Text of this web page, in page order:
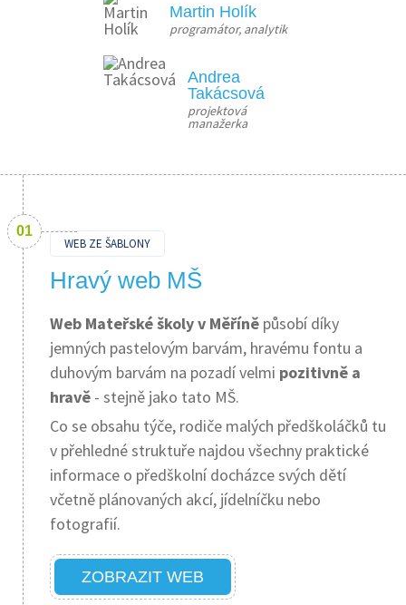
Martin Holík
programátor, analytik
Andrea
Takácsová
projektová
manažerka
WEB ZE ŠABLONY
Hravý web MŠ
Web Mateřské školy v Měříně působí díky
jemných pastelovým barvám, hravému fontu a
duhovým barvám na pozadí velmi pozitivně a
hravě - stejně jako tato MŠ.
Co se obsahu týče, rodiče malých předškoláčků tu
v přehledné struktuře najdou všechny praktické
informace o předškolní docházce svých dětí
včetně plánovaných akcí, jídelníčku nebo
fotografií.
ZOBRAZIT WEB